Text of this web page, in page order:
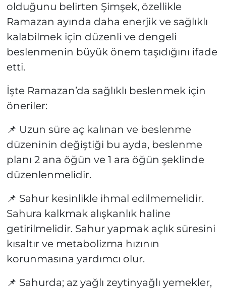
olduğunu belirten Şimşek, özellikle
Ramazan ayında daha enerjik ve sağlıklı
kalabilmek için düzenli ve dengeli
beslenmenin büyük önem taşıdığını ifade
etti.
İşte Ramazan’da sağlıklı beslenmek için
öneriler:
📌 Uzun süre aç kalınan ve beslenme
düzeninin değiştiği bu ayda, beslenme
planı 2 ana öğün ve 1 ara öğün şeklinde
düzenlenmelidir.
📌 Sahur kesinlikle ihmal edilmemelidir.
Sahura kalkmak alışkanlık haline
getirilmelidir. Sahur yapmak açlık süresini
kısaltır ve metabolizma hızının
korunmasına yardımcı olur.
📌 Sahurda; az yağlı zeytinyağlı yemekler,